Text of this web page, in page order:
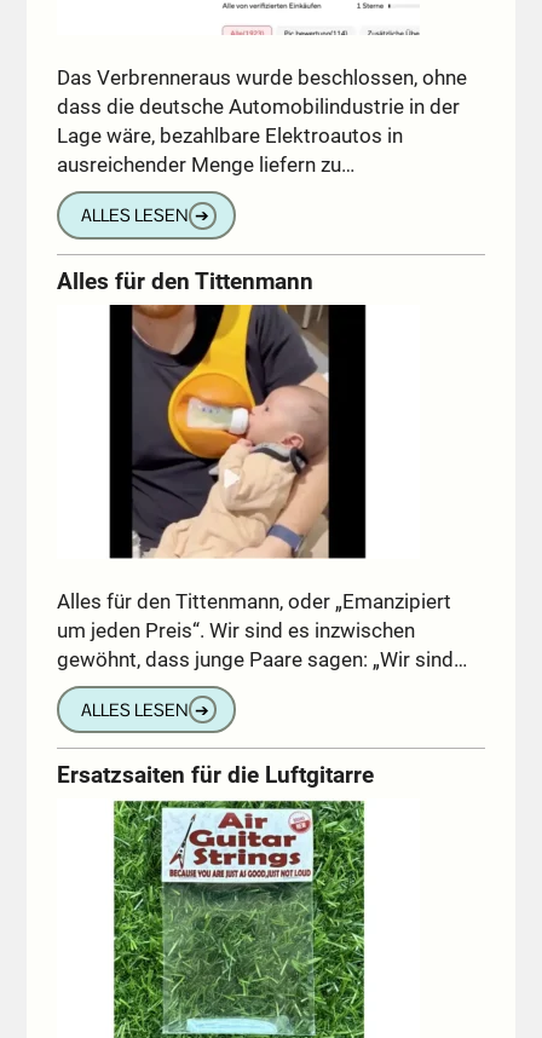
Das Verbrenneraus wurde beschlossen, ohne
dass die deutsche Automobilindustrie in der
Lage wäre, bezahlbare Elektroautos in
ausreichender Menge liefern zu…
ALLES LESEN ➔
Alles für den Tittenmann
Alles für den Tittenmann, oder „Emanzipiert
um jeden Preis“. Wir sind es inzwischen
gewöhnt, dass junge Paare sagen: „Wir sind…
ALLES LESEN ➔
Ersatzsaiten für die Luftgitarre